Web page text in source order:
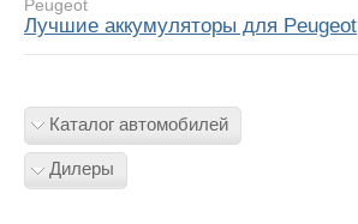
Peugeot
Лучшие аккумуляторы для Peugeot
Каталог автомобилей
Дилеры